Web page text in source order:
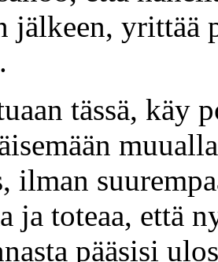
jälkeen, yrittää
tässä, käy
ilman
ja toteaa, että
pääsisi